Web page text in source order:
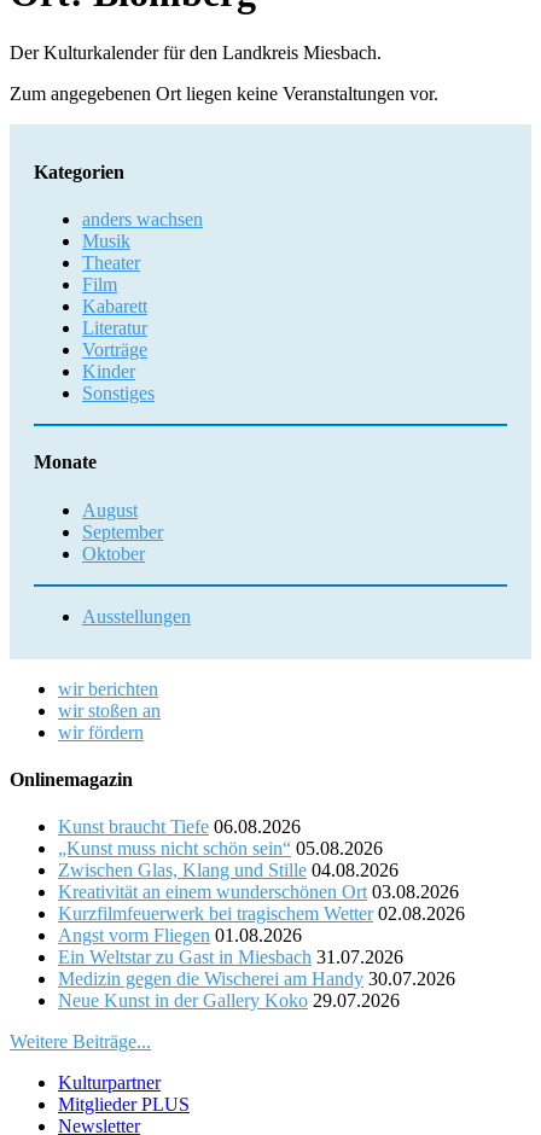
Der Kulturkalender für den Landkreis Miesbach.
Zum angegebenen Ort liegen keine Veranstaltungen vor.
Kategorien
anders wachsen
Musik
Theater
Film
Kabarett
Literatur
Vorträge
Kinder
Sonstiges
Monate
August
September
Oktober
Ausstellungen
wir berichten
wir stoßen an
wir fördern
Onlinemagazin
Kunst braucht Tiefe 06.08.2026
„Kunst muss nicht schön sein“ 05.08.2026
Zwischen Glas, Klang und Stille 04.08.2026
Kreativität an einem wunderschönen Ort 03.08.2026
Kurzfilmfeuerwerk bei tragischem Wetter 02.08.2026
Angst vorm Fliegen 01.08.2026
Ein Weltstar zu Gast in Miesbach 31.07.2026
Medizin gegen die Wischerei am Handy 30.07.2026
Neue Kunst in der Gallery Koko 29.07.2026
Weitere Beiträge...
Kulturpartner
Mitglieder PLUS
Newsletter